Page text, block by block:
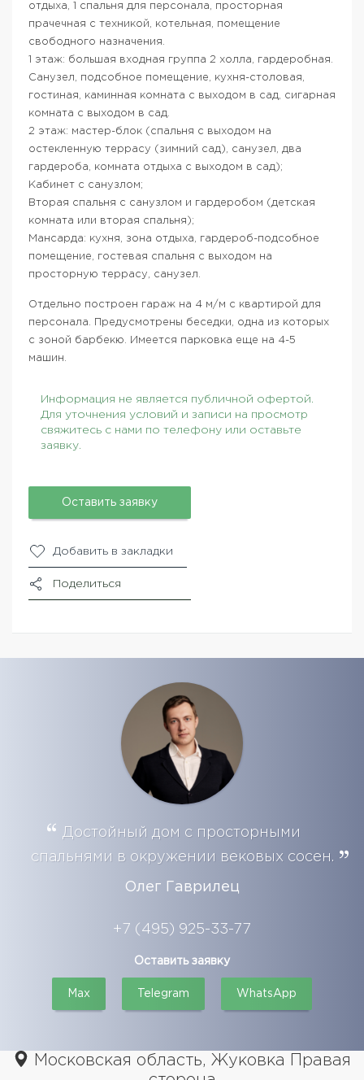
отдыха, 1 спальня для персонала, просторная
прачечная с техникой, котельная, помещение
свободного назначения.
1 этаж: большая входная группа 2 холла, гардеробная.
Санузел, подсобное помещение, кухня-столовая,
гостиная, каминная комната с выходом в сад, сигарная
комната с выходом в сад.
2 этаж: мастер-блок (спальня с выходом на
остекленную террасу (зимний сад), санузел, два
гардероба, комната отдыха с выходом в сад);
Кабинет с санузлом;
Вторая спальня с санузлом и гардеробом (детская
комната или вторая спальня);
Мансарда: кухня, зона отдыха, гардероб-подсобное
помещение, гостевая спальня с выходом на
просторную террасу, санузел.
Отдельно построен гараж на 4 м/м с квартирой для
персонала. Предусмотрены беседки, одна из которых
с зоной барбекю. Имеется парковка еще на 4-5
машин.
Информация не является публичной офертой.
Для уточнения условий и записи на просмотр
свяжитесь с нами по телефону или оставьте
заявку.
Оставить заявку
Добавить в закладки
Поделиться
Достойный дом с просторными
спальнями в окружении вековых сосен.
Олег Гаврилец
+7 (495) 925-33-77
Оставить заявку
Max Telegram WhatsApp
Московская область, Жуковка Правая